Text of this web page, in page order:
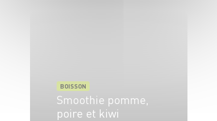
BOISSON
Smoothie pomme,
poire et kiwi